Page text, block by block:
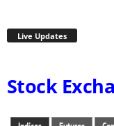
Live Updates
Stock